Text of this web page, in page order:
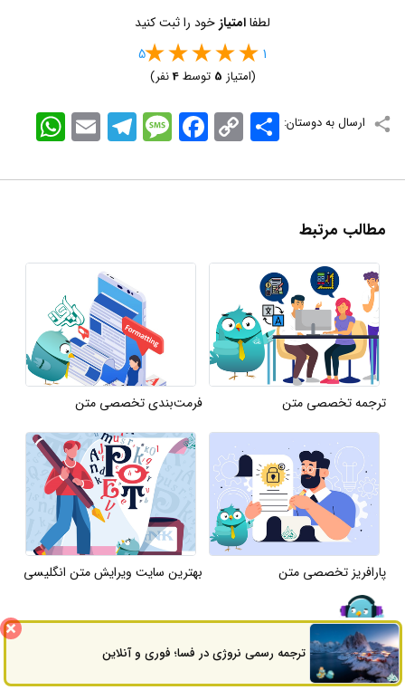
لطفاامتیاز خود را ثبت کنید
1
5
(امتیاز 5 توسط4نفر)
ارسال به دوستان: WhatsApp EmailTelegramMessageFacebook Copy
Link
اشتراک
مطالب مرتبط
ترجمه تخصصی متن فرمت‌بندی تخصصی متن
پارافریز تخصصی متن بهترین سایت ویرایش متن انگلیسی
سوالاتمتداول
ترجمه رسمی نروژی در فسا؛ فوری و آنلاینراه های ارتباطی